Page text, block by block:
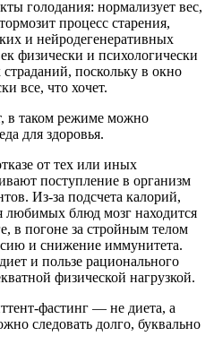
голодания: нормализует вес,
процесс старения,
и нейродегенеративных
физически и психологически
поскольку в окно
все, что хочет.
в таком режиме можно
для здоровья.
от тех или иных
поступление в организм
Из-за подсчета калорий,
любимых блюд мозг находится
в погоне за стройным телом
и снижение иммунитета.
и пользе рационального
физической нагрузкой.
фастинг — не диета, а
следовать долго, буквально